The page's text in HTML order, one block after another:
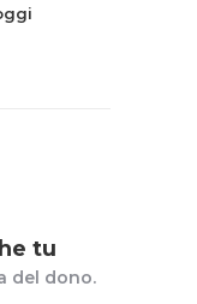
tu
del dono.